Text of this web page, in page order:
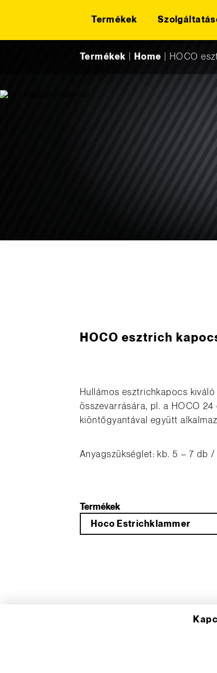
Termékek
Termékek Home HOCO
HOCO esztrich
Hullámos esztrichkapocs
összevarrására, pl. a HOCO 24
kiöntőgyantával együtt
Anyagszükséglet: kb. 5 – 7 db /
Termékek
Hoco Estrichklammer